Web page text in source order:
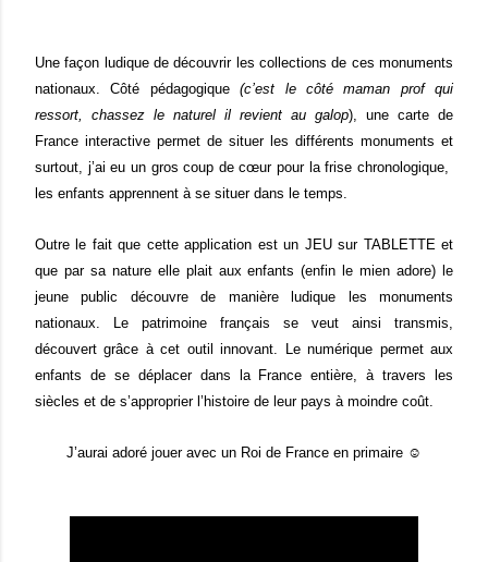
Une façon ludique de découvrir les collections de ces monuments
nationaux. Côté pédagogique(c’est le côté maman prof qui
ressort, chassez le naturel il revient au galop), une carte de
France interactive permet de situer les différents monuments et
surtout, j’ai eu un gros coup de cœur pour la frise chronologique,
les enfants apprennent à se situer dans le temps.
Outre le fait que cette application est un JEU sur TABLETTE et
que par sa nature elle plait aux enfants (enfin le mien adore) le
jeune public découvre de manière ludique les monuments
nationaux. Le patrimoine français se veut ainsi transmis,
découvert grâce à cet outil innovant. Le numérique permet aux
enfants de se déplacer dans la France entière, à travers les
siècles et de s’approprier l’histoire de leur pays à moindre coût.
J’aurai adoré jouer avec un Roi de France en primaire ☺